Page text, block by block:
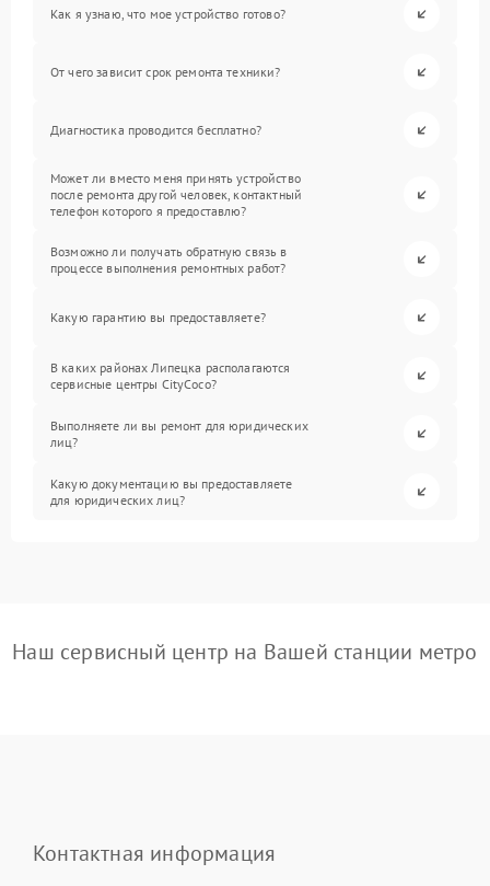
Как я узнаю, что мое устройство готово?
От чего зависит срок ремонта техники?
Диагностика проводится бесплатно?
Может ли вместо меня принять устройство
после ремонта другой человек, контактный
телефон которого я предоставлю?
Возможно ли получать обратную связь в
процессе выполнения ремонтных работ?
Какую гарантию вы предоставляете?
В каких районах Липецка располагаются
сервисные центры CityCoco?
Выполняете ли вы ремонт для юридических
лиц?
Какую документацию вы предоставляете
для юридических лиц?
Наш сервисный центр на Вашей станции метро
Контактная информация